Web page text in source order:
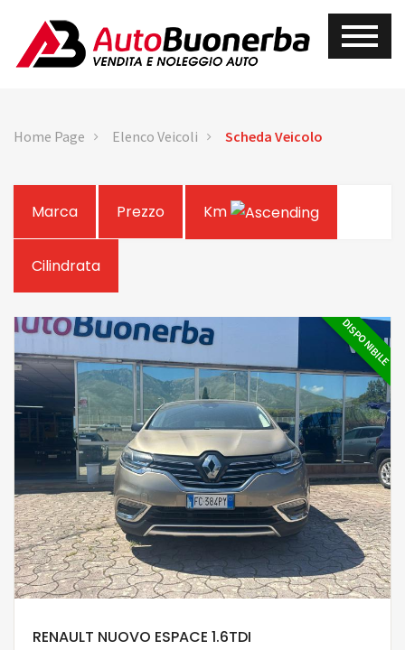
Home Page Elenco Veicoli Scheda Veicolo
Marca Prezzo Km
Cilindrata
DISPONIBILE
RENAULT NUOVO ESPACE 1.6TDI